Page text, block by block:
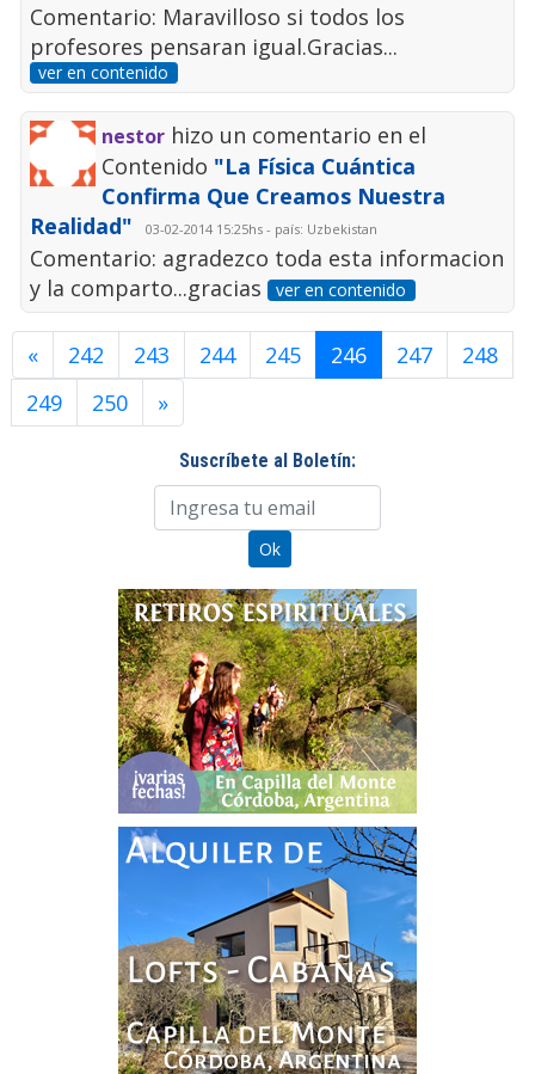
Comentario: Maravilloso si todos los
profesores pensaran igual.Gracias...
ver en contenido
nestor hizo un comentario en el
Contenido "La Física Cuántica
Confirma Que Creamos Nuestra
Realidad"
03-02-2014 15:25hs - país: Uzbekistan
Comentario: agradezco toda esta informacion
y la comparto...gracias
ver en contenido
« 242 243 244 245 246 247
248
249
250 »
Suscríbete al Boletín: